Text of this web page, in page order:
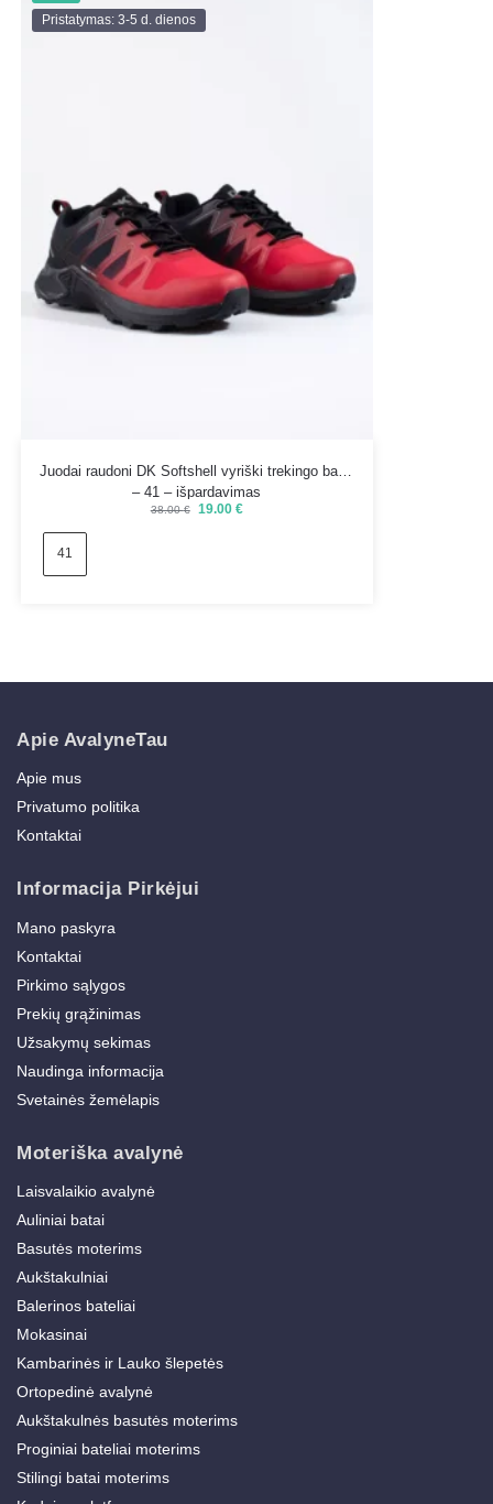
Pristatymas: 3-5 d. dienos
Juodai raudoni DK Softshell vyriški trekingo batai
– 41 – išpardavimas
38.00€ 19.00 €
41
Apie AvalyneTau
Apie mus
Privatumo politika
Kontaktai
Informacija Pirkėjui
Mano paskyra
Kontaktai
Pirkimo sąlygos
Prekių grąžinimas
Užsakymų sekimas
Naudinga informacija
Svetainės žemėlapis
Moteriška avalynė
Laisvalaikio avalynė
Auliniai batai
Basutės moterims
Aukštakulniai
Balerinos bateliai
Mokasinai
Kambarinės ir Lauko šlepetės
Ortopedinė avalynė
Aukštakulnės basutės moterims
Proginiai bateliai moterims
Stilingi batai moterims